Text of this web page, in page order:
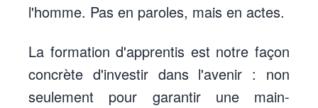
l'homme. Pas en paroles, mais en actes.
La formation d'apprentis est notre façon
concrète d'investir dans l'avenir : non
seulement pour garantir une main-